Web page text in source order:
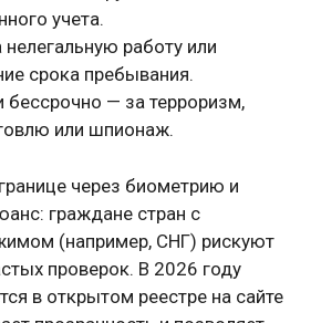
учета.
нелегальную работу или
срока пребывания.
бессрочно — за терроризм,
или шпионаж.
через биометрию и
граждане стран с
(например, СНГ) рискуют
проверок. В 2026 году
в открытом реестре на сайте